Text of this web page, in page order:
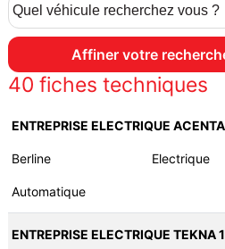
40 fiches techniques
ENTREPRISE ELECTRIQUE
Berline Electrique
Automatique
ENTREPRISE ELECTRIQUE